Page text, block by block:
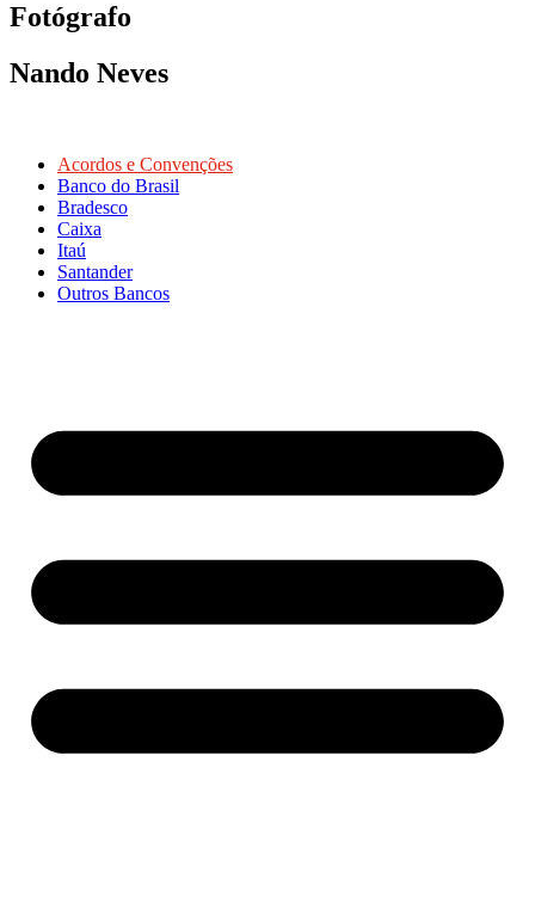
Fotógrafo
Nando Neves
Acordos e Convenções
Banco do Brasil
Bradesco
Caixa
Itaú
Santander
Outros Bancos